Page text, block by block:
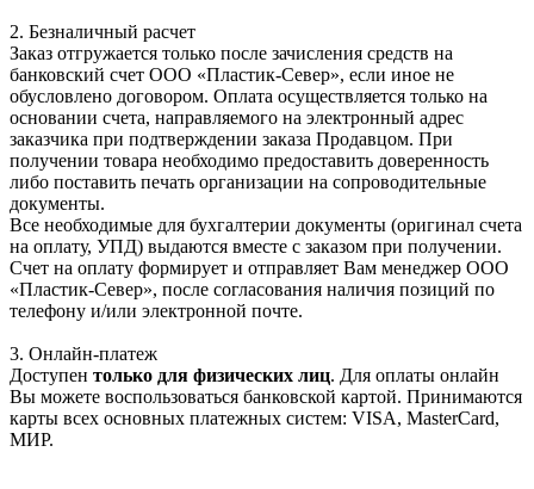
2. Безналичный расчет
Заказ отгружается только после зачисления средств на
банковский счет ООО «Пластик-Север», если иное не
обусловлено договором. Оплата осуществляется только на
основании счета, направляемого на электронный адрес
заказчика при подтверждении заказа Продавцом. При
получении товара необходимо предоставить доверенность
либо поставить печать организации на сопроводительные
документы.
Все необходимые для бухгалтерии документы (оригинал счета
на оплату, УПД) выдаются вместе с заказом при получении.
Счет на оплату формирует и отправляет Вам менеджер ООО
«Пластик-Север», после согласования наличия позиций по
телефону и/или электронной почте.
3. Онлайн-платеж
Доступен только для физических лиц. Для оплаты онлайн
Вы можете воспользоваться банковской картой. Принимаются
карты всех основных платежных систем: VISA, MasterCard,
МИР.